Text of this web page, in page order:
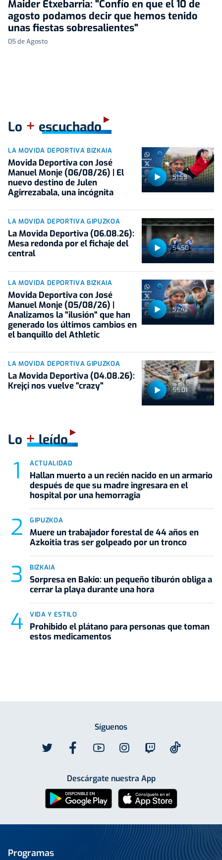
Maider Etxebarria: "Confío en que el 10 de
agosto podamos decir que hemos tenido
unas fiestas sobresalientes"
05 de Agosto
Lo + escuchado
51:59
LA MOVIDA DEPORTIVA BIZKAIA
Movida Deportiva con José
Manuel Monje (06/08/26) | El
nuevo destino de Julen
Agirrezabala, una incógnita
54:50
LA MOVIDA DEPORTIVA GIPUZKOA
La Movida Deportiva (06.08.26):
Mesa redonda por el fichaje del
central
52:42
LA MOVIDA DEPORTIVA BIZKAIA
Movida Deportiva con José
Manuel Monje (05/08/26) |
Analizamos la "ilusión" que han
generado los últimos cambios en
el banquillo del Athletic
55:01
LA MOVIDA DEPORTIVA GIPUZKOA
La Movida Deportiva (04.08.26):
Krejçi nos vuelve "crazy"
Lo +leído
ACTUALIDAD
Hallan muerto a un recién nacido en un armario
después de que su madre ingresara en el
hospital por una hemorragia
GIPUZKOA
Muere un trabajador forestal de 44 años en
Azkoitia tras ser golpeado por un tronco
BIZKAIA
Sorpresa en Bakio: un pequeño tiburón obliga a
cerrar la playa durante una hora
VIDA Y ESTILO
Prohibido el plátano para personas que toman
estos medicamentos
Síguenos
Descárgate nuestra App
Programas